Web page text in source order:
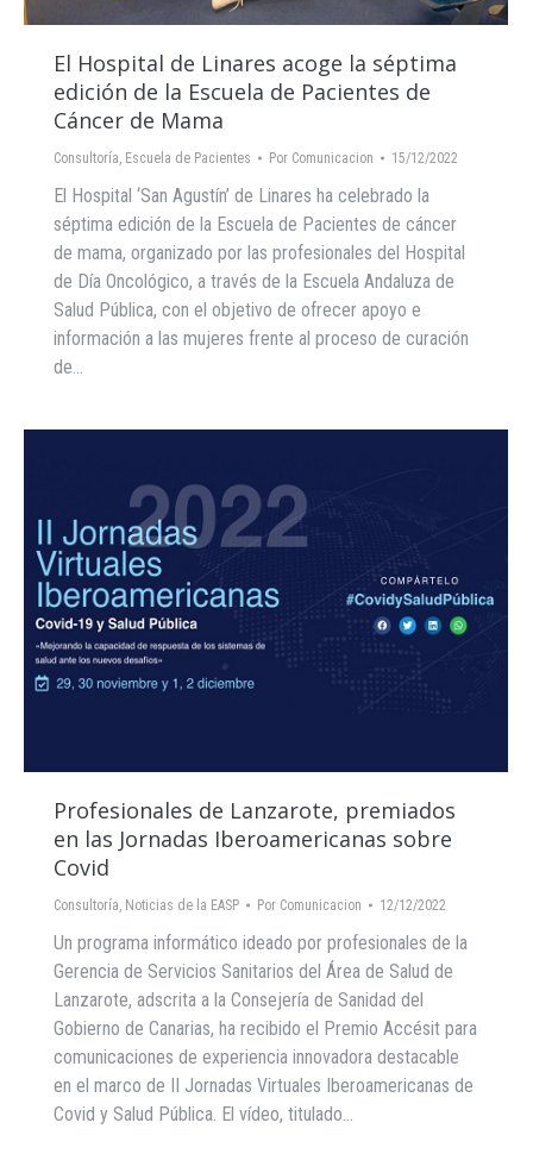
El Hospital de Linares acoge la séptima
edición de la Escuela de Pacientes de
Cáncer de Mama
Consultoría, Escuela de Pacientes Por Comunicacion 15/12/2022
El Hospital ‘San Agustín’ de Linares ha celebrado la
séptima edición de la Escuela de Pacientes de cáncer
de mama, organizado por las profesionales del Hospital
de Día Oncológico, a través de la Escuela Andaluza de
Salud Pública, con el objetivo de ofrecer apoyo e
información a las mujeres frente al proceso de curación
de…
Profesionales de Lanzarote, premiados
en las Jornadas Iberoamericanas sobre
Covid
Consultoría, Noticias de la EASP Por Comunicacion 12/12/2022
Un programa informático ideado por profesionales de la
Gerencia de Servicios Sanitarios del Área de Salud de
Lanzarote, adscrita a la Consejería de Sanidad del
Gobierno de Canarias, ha recibido el Premio Accésit para
comunicaciones de experiencia innovadora destacable
en el marco de II Jornadas Virtuales Iberoamericanas de
Covid y Salud Pública. El vídeo, titulado…